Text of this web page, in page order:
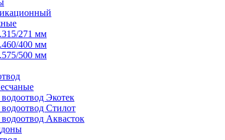
271 мм
400 мм
500 мм
Экотек
Стилот
Аквасток